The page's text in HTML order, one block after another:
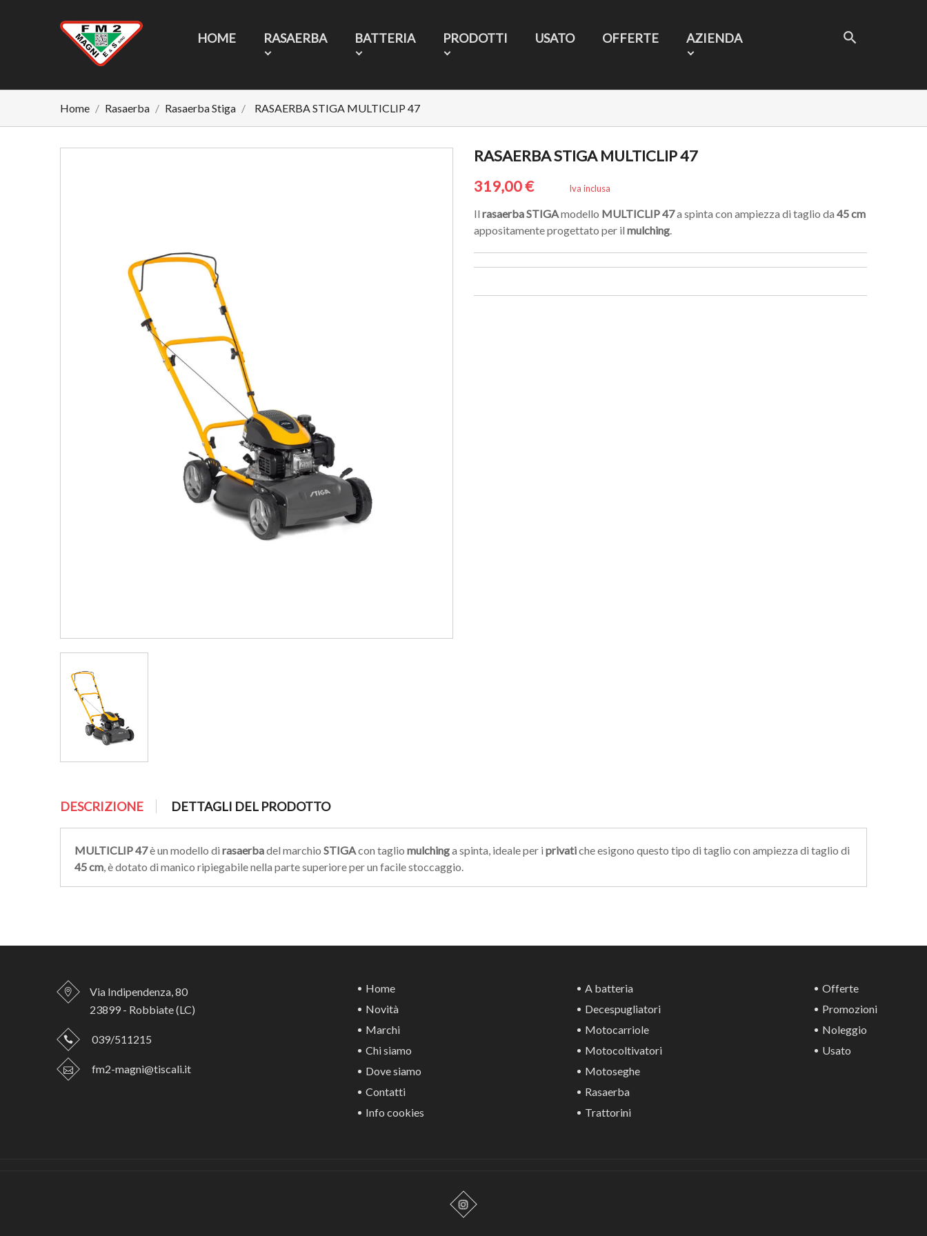
HOME RASAERBA BATTERIA PRODOTTI USATO OFFERTE AZIENDA
Home Rasaerba Rasaerba Stiga RASAERBA STIGA MULTICLIP 47
RASAERBA STIGA MULTICLIP 47
319,00 €
Iva inclusa
Il rasaerbaSTIGAmodello MULTICLIP 47a spinta con ampiezza di taglio da 45 cm
appositamente progettato per il mulching.
DESCRIZIONE DETTAGLI DEL PRODOTTO
MULTICLIP 47è un modello di rasaerbadel marchio STIGAcon taglio mulchinga spinta, ideale per i privatiche esigono questo tipo di taglio con ampiezza di taglio di
45 cm, è dotato di manico ripiegabile nella parte superiore per un facile stoccaggio.
Via Indipendenza, 80
23899 - Robbiate (LC)
039/511215
fm2-magni@tiscali.it
Home
Novità
Marchi
Chi siamo
Dove siamo
Contatti
Info cookies
A batteria
Decespugliatori
Motocarriole
Motocoltivatori
Motoseghe
Rasaerba
Trattorini
Offerte
Promozioni
Noleggio
Usato